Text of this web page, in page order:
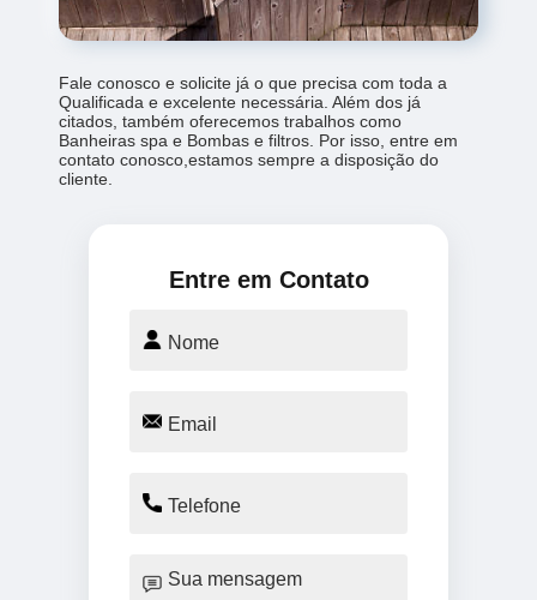
Fale conosco e solicite já o que precisa com toda a
Qualificada e excelente necessária. Além dos já
citados, também oferecemos trabalhos como
Banheiras spa e Bombas e filtros. Por isso, entre em
contato conosco,estamos sempre a disposição do
cliente.
Entre em Contato